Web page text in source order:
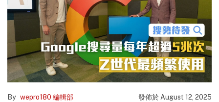
By wepro180 編輯部 發佈於 August 12, 2025